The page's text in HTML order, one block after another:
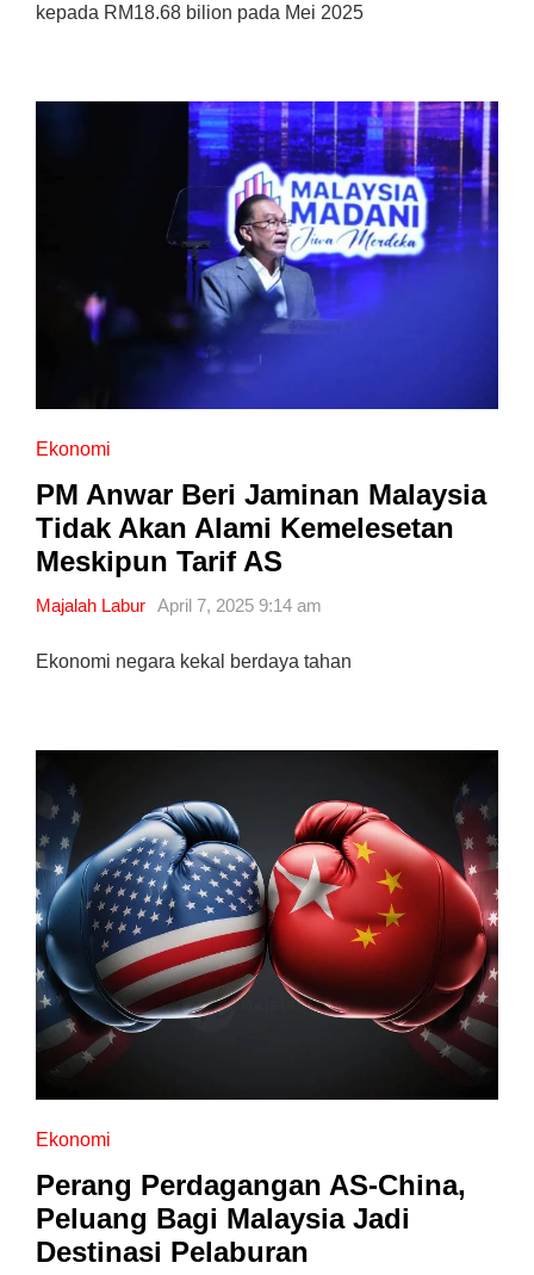
kepada RM18.68 bilion pada Mei 2025
Ekonomi
PM Anwar Beri Jaminan Malaysia
Tidak Akan Alami Kemelesetan
Meskipun Tarif AS
Majalah Labur April 7, 2025 9:14 am
Ekonomi negara kekal berdaya tahan
Ekonomi
Perang Perdagangan AS-China,
Peluang Bagi Malaysia Jadi
Destinasi Pelaburan